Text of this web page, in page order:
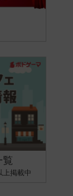
覧
上掲載中